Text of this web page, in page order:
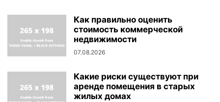
Как правильно оценить
стоимость коммерческой
недвижимости
07.08.2026
Какие риски существуют при
аренде помещения в старых
жилых домах